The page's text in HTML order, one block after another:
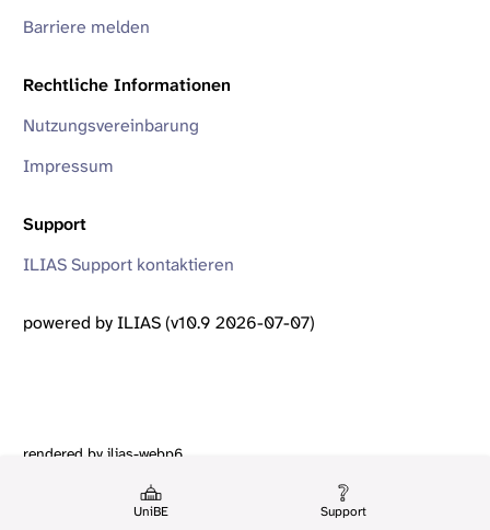
UniBE Support
Barriere melden
Rechtliche Informationen
Nutzungsvereinbarung
Impressum
Support
ILIAS Support kontaktieren
powered by ILIAS (v10.9 2026-07-07)
rendered by ilias-webp6